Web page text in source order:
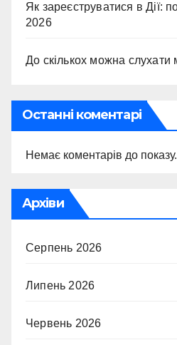
Як зареєструватися в Дії:
2026
До скількох можна слухати
Останні коментарі
Немає коментарів до показу.
Архіви
Серпень 2026
Липень 2026
Червень 2026